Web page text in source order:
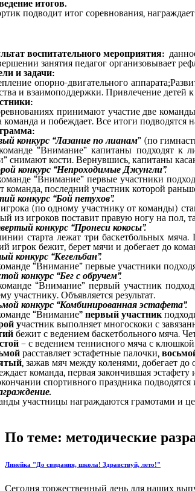
итогов.
подводит итог соревнования,
воспитательного мероприятия:
занятия педагог организовывает
и задачи:
опорно-двигательного
и взаимоподдержки. Привлечение детей
принимают участие две
команда и побеждает. Все итоги подводятся
конкурс “Лазание по лианам” (по
“Внимание” капитаны подходят к
снимают кости. Вернувшись, капитаны
конкурс “Непроходимые Джунгли”.
“Внимание” первые участники
команда, последний участник которой
конкурс “Бой петухов”.
(по одному участнику от команды)
из игроков поставит правую ногу на пол,
конкурс “Пронеси кокосы”.
старта лежат три баскетбольных
игрок бежит, берет мячи и добегает до
конкурс “Кегельбан”.
“Внимание” первые участники
конкурс “Бег с обручем”.
“Внимание” первый участник
участнику. Объявляется результат.
конкурс “Комбинированная эстафета”.
“Внимание” первый участник
участник выполняет многоскоки с
бежит с ведением баскетбольного мяча.
– с ведением теннисного мяча с
расставляет эстафетные палочки,
, зажав мяч между коленями, добегает до
команда, первая закончившая
спортивного праздника
участницы награждаются грамотами и
По теме: методические
Линейка "До свидания, школа! Здравствуй, лето!"
Сегодня торжественный день для наших